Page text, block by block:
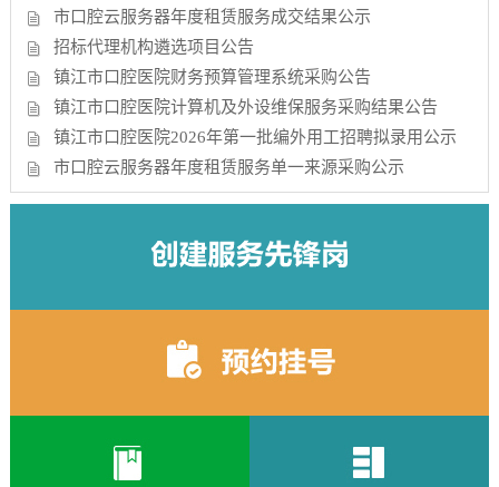
市口腔云服务器年度租赁服务成交结果公示
招标代理机构遴选项目公告
镇江市口腔医院财务预算管理系统采购公告
镇江市口腔医院计算机及外设维保服务采购结果公告
镇江市口腔医院2026年第一批编外用工招聘拟录用公示
市口腔云服务器年度租赁服务单一来源采购公示